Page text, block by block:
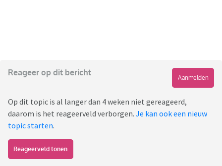
Reageer op dit bericht
Aanmelden
Op dit topic is al langer dan 4 weken niet gereageerd,
daarom is het reageerveld verborgen. Je kan ook een nieuw
topic starten.
Reageerveld tonen